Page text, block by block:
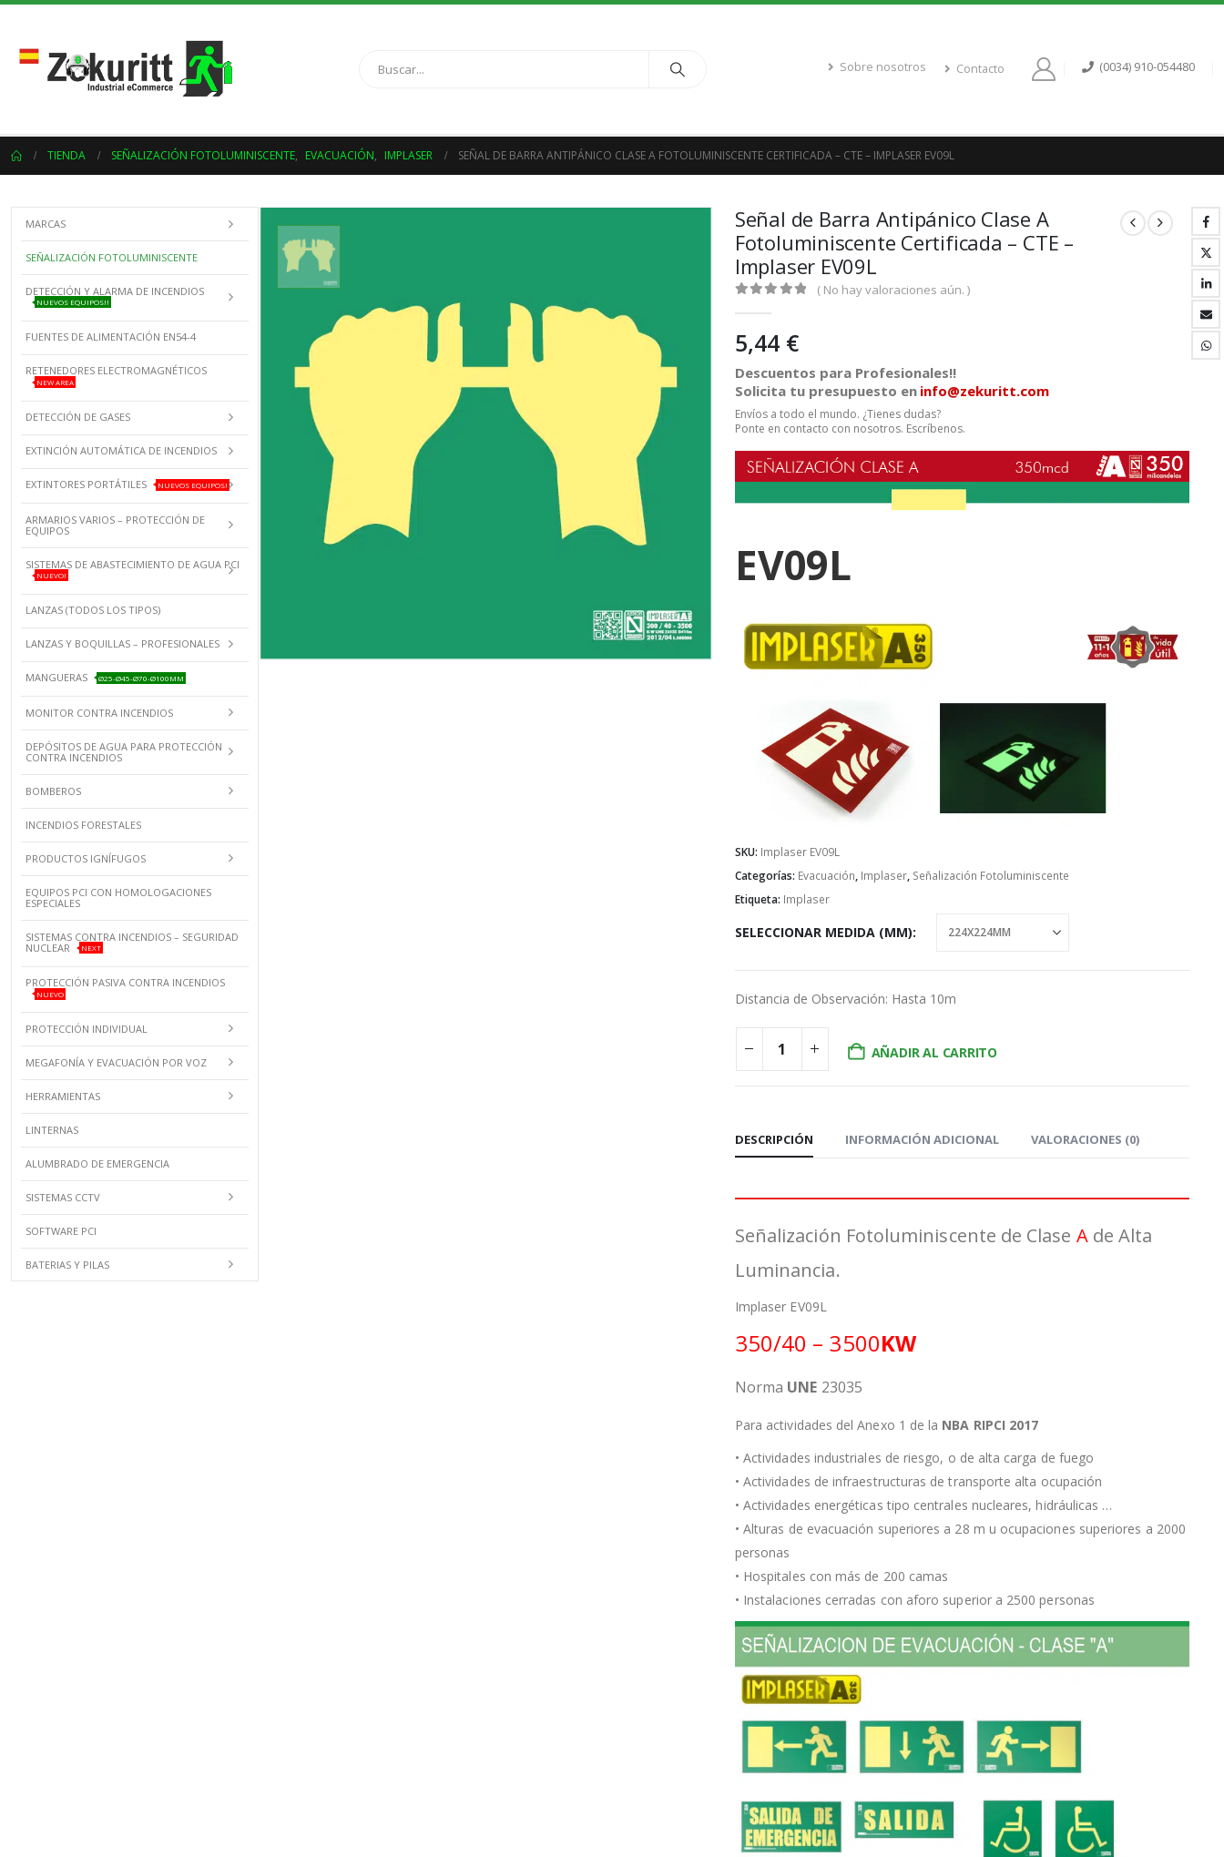
Sobre nosotros Contacto (0034) 910-054480
TIENDA SEÑALIZACIÓN FOTOLUMINISCENTE, EVACUACIÓN, IMPLASER SEÑAL DE BARRA ANTIPÁNICO CLASE A FOTOLUMINISCENTE CERTIFICADA – CTE – IMPLASER EV09L
Señal de Barra Antipánico Clase A
Fotoluminiscente Certificada – CTE –
Implaser EV09L
( No hay valoraciones aún. )
5,44 €
Descuentos para Profesionales!!
Solicita tu presupuesto en info@zekuritt.com
Envíos a todo el mundo. ¿Tienes dudas?
Ponte en contacto con nosotros. Escríbenos.
EV09L
SKU: Implaser EV09L
Categorías: Evacuación, Implaser, Señalización Fotoluminiscente
Etiqueta: Implaser
SELECCIONAR MEDIDA (MM)
Distancia de Observación: Hasta 10m
AÑADIR AL CARRITO
DESCRIPCIÓN INFORMACIÓN ADICIONAL VALORACIONES (0)
Señalización Fotoluminiscente de Clase Ade Alta
Luminancia.
Implaser EV09L
350/40 – 3500KW
Norma UNE 23035
Para actividades del Anexo 1 de la NBA RIPCI 2017
• Actividades industriales de riesgo, o de alta carga de fuego
• Actividades de infraestructuras de transporte alta ocupación
• Actividades energéticas tipo centrales nucleares, hidráulicas …
• Alturas de evacuación superiores a 28 m u ocupaciones superiores a 2000
personas
• Hospitales con más de 200 camas
• Instalaciones cerradas con aforo superior a 2500 personas
MARCAS
SEÑALIZACIÓN FOTOLUMINISCENTE
DETECCIÓN Y ALARMA DE INCENDIOS
NUEVOS EQUIPOS!!
FUENTES DE ALIMENTACIÓN EN54-4
RETENEDORES ELECTROMAGNÉTICOS
NEW AREA
DETECCIÓN DE GASES
EXTINCIÓN AUTOMÁTICA DE INCENDIOS
EXTINTORES PORTÁTILES NUEVOS EQUIPOS!
ARMARIOS VARIOS – PROTECCIÓN DE
EQUIPOS
SISTEMAS DE ABASTECIMIENTO DE AGUA PCI
NUEVO!
LANZAS (TODOS LOS TIPOS)
LANZAS Y BOQUILLAS – PROFESIONALES
MANGUERAS Ø25-Ø45-Ø70-Ø100MM
MONITOR CONTRA INCENDIOS
DEPÓSITOS DE AGUA PARA PROTECCIÓN
CONTRA INCENDIOS
BOMBEROS
INCENDIOS FORESTALES
PRODUCTOS IGNÍFUGOS
EQUIPOS PCI CON HOMOLOGACIONES
ESPECIALES
SISTEMAS CONTRA INCENDIOS – SEGURIDAD
NUCLEAR
NEXT
PROTECCIÓN PASIVA CONTRA INCENDIOS
NUEVO
PROTECCIÓN INDIVIDUAL
MEGAFONÍA Y EVACUACIÓN POR VOZ
HERRAMIENTAS
LINTERNAS
ALUMBRADO DE EMERGENCIA
SISTEMAS CCTV
SOFTWARE PCI
BATERIAS Y PILAS